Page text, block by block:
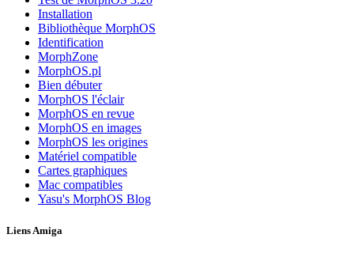
Installation
Bibliothèque MorphOS
Identification
MorphZone
MorphOS.pl
Bien débuter
MorphOS l'éclair
MorphOS en revue
MorphOS en images
MorphOS les origines
Matériel compatible
Cartes graphiques
Mac compatibles
Yasu's MorphOS Blog
Liens Amiga